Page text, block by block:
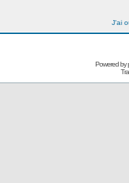
J'ai
Powered by